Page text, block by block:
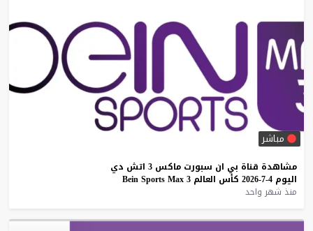
مباشر
مشاهدة قناة بي ان سبورت ماكس 3 اتش دي
اليوم 4-7-2026 كأس العالم Bein Sports Max 3
منذ شهر واحد